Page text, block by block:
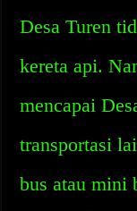
Desa Turen
kereta api.
mencapai
transportasi
bus atau mini